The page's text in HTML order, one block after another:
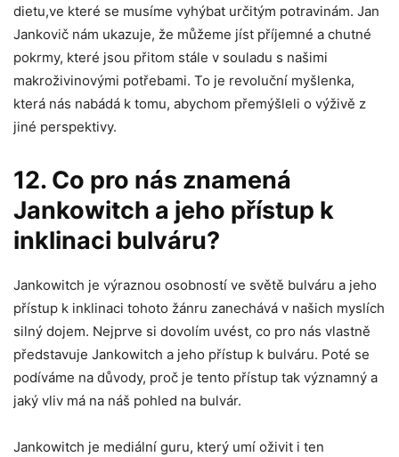
dietu,ve které se musíme vyhýbat určitým potravinám. Jan
Jankovič nám ukazuje, že můžeme jíst příjemné a chutné
pokrmy, které jsou přitom stále v souladu s našimi
makroživinovými potřebami. To je revoluční myšlenka,
která nás nabádá k tomu, abychom přemýšleli o výživě z
jiné perspektivy.
12. Co pro nás znamená
Jankowitch a jeho přístup k
inklinaci bulváru?
Jankowitch je výraznou osobností ve světě bulváru a jeho
přístup k inklinaci tohoto žánru zanechává v našich myslích
silný dojem. Nejprve si dovolím uvést, co pro nás vlastně
představuje Jankowitch a jeho přístup k bulváru. Poté se
podíváme na důvody, proč je tento přístup tak významný a
jaký vliv má na náš pohled na bulvár.
Jankowitch je mediální guru, který umí oživit i ten